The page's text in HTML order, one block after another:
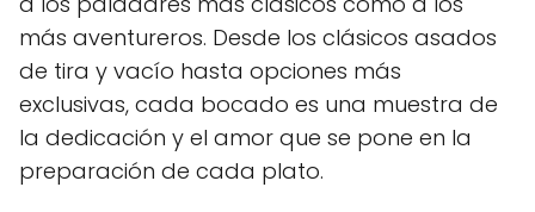
más aventureros. Desde los clásicos asados
de tira y vacío hasta opciones más
exclusivas, cada bocado es una muestra de
la dedicación y el amor que se pone en la
preparación de cada plato.